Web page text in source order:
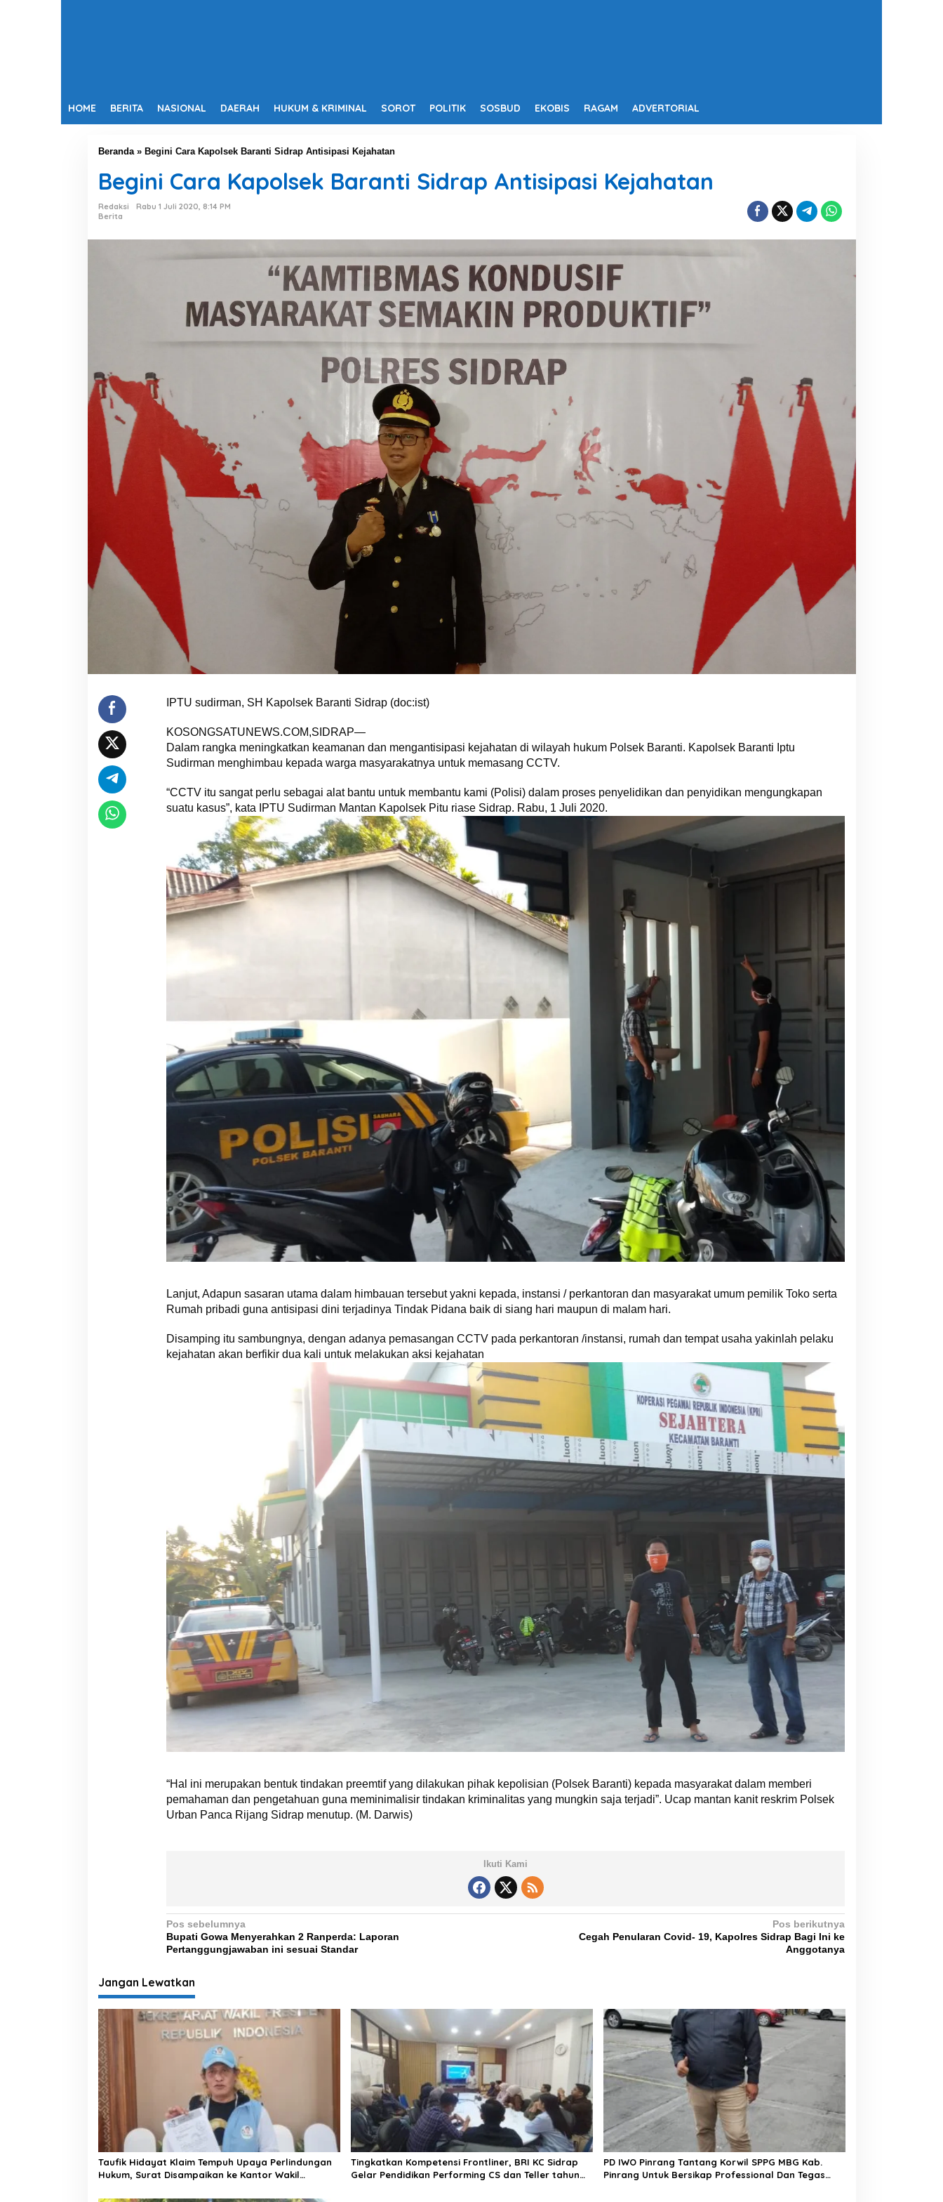
HOME BERITA NASIONAL DAERAH HUKUM & KRIMINAL SOROT POLITIK SOSBUD EKOBIS RAGAM ADVERTORIAL
Beranda» Begini Cara Kapolsek Baranti Sidrap Antisipasi Kejahatan
Begini Cara Kapolsek Baranti Sidrap Antisipasi Kejahatan
Redaksi
Rabu 1 Juli 2020, 8:14 PM
Berita
IPTU sudirman, SH Kapolsek Baranti Sidrap (doc:ist)
KOSONGSATUNEWS.COM,SIDRAP—
Dalam rangka meningkatkan keamanan dan mengantisipasi kejahatan di wilayah hukum Polsek Baranti. Kapolsek Baranti Iptu
Sudirman menghimbau kepada warga masyarakatnya untuk memasang CCTV.
“CCTV itu sangat perlu sebagai alat bantu untuk membantu kami (Polisi) dalam proses penyelidikan dan penyidikan mengungkapan
suatu kasus”, kata IPTU Sudirman Mantan Kapolsek Pitu riase Sidrap. Rabu, 1 Juli 2020.
Lanjut, Adapun sasaran utama dalam himbauan tersebut yakni kepada, instansi / perkantoran dan masyarakat umum pemilik Toko serta
Rumah pribadi guna antisipasi dini terjadinya Tindak Pidana baik di siang hari maupun di malam hari.
Disamping itu sambungnya, dengan adanya pemasangan CCTV pada perkantoran /instansi, rumah dan tempat usaha yakinlah pelaku
kejahatan akan berfikir dua kali untuk melakukan aksi kejahatan
“Hal ini merupakan bentuk tindakan preemtif yang dilakukan pihak kepolisian (Polsek Baranti) kepada masyarakat dalam memberi
pemahaman dan pengetahuan guna meminimalisir tindakan kriminalitas yang mungkin saja terjadi”. Ucap mantan kanit reskrim Polsek
Urban Panca Rijang Sidrap menutup. (M. Darwis)
Ikuti Kami
N
a
i
g
a
s
o
s
Pos sebelumnya
Bupati Gowa Menyerahkan 2 Ranperda: Laporan
Pertanggungjawaban ini sesuai Standar
Pos berikutnya
Cegah Penularan Covid- 19, Kapolres Sidrap Bagi Ini ke
Anggotanya
Jangan Lewatkan
Taufik Hidayat Klaim Tempuh Upaya Perlindungan
Hukum, Surat Disampaikan ke Kantor Wakil
Tingkatkan Kompetensi Frontliner, BRI KC Sidrap
Gelar Pendidikan Performing CS dan Teller tahun
PD IWO Pinrang Tantang Korwil SPPG MBG Kab.
Pinrang Untuk Bersikap Professional Dan Tegas